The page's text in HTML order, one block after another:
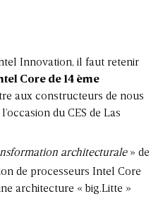
Innovation, il faut retenir
Core de 14 ème
aux constructeurs de nous
du CES de Las
architecturale» de
de processeurs Intel Core
architecture « big.Litte »